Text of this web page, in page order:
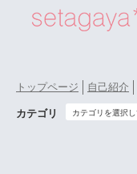
トップページ 自己紹介
カテゴリ